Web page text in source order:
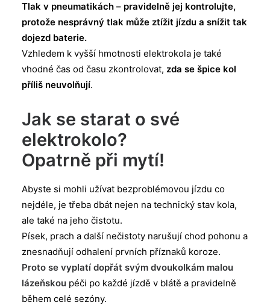
Tlak v pneumatikách – pravidelně jej kontrolujte,
protože nesprávný tlak může ztížit jízdu a snížit tak
dojezd baterie.
Vzhledem k vyšší hmotnosti elektrokola je také
vhodné čas od času zkontrolovat, zda se špice kol
příliš neuvolňují.
Jak se starat o své
elektrokolo?
Opatrně při mytí!
Abyste si mohli užívat bezproblémovou jízdu co
nejdéle, je třeba dbát nejen na technický stav kola,
ale také na jeho čistotu.
Písek, prach a další nečistoty narušují chod pohonu a
znesnadňují odhalení prvních příznaků koroze.
Proto se vyplatí dopřát svým dvoukolkám malou
lázeňskou péči po každé jízdě v blátě a pravidelně
během celé sezóny.